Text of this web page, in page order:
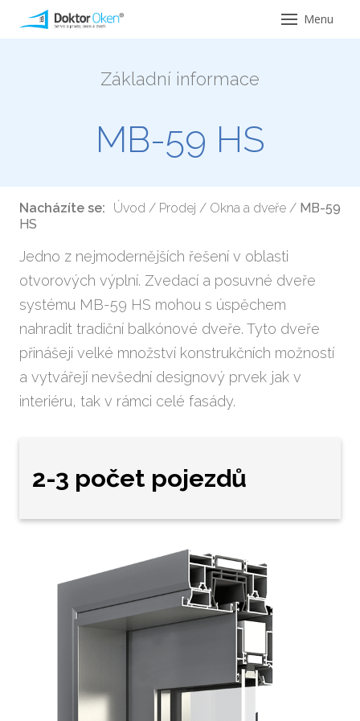
Menu
pro
Základní informace
MB-59 HS
Nacházíte se: Úvod / Prodej / Okna a dveře / MB-59
HS
Jedno z nejmodernějších řešení v oblasti
otvorových výplní. Zvedací a posuvné dveře
systému MB-59 HS mohou s úspěchem
nahradit tradiční balkónové dveře. Tyto dveře
přinášejí velké množství konstrukčních možností
a vytvářejí nevšední designový prvek jak v
interiéru, tak v rámci celé fasády.
2-3 počet pojezdů